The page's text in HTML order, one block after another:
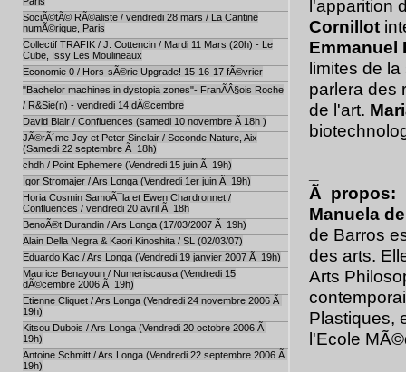
SociÃ©tÃ© RÃ©aliste / vendredi 28 mars / La Cantine
numÃ©rique, Paris
Collectif TRAFIK / J. Cottencin / Mardi 11 Mars (20h) - Le
Cube, Issy Les Moulineaux
Economie 0 / Hors-sÃ©rie Upgrade! 15-16-17 fÃ©vrier
"Bachelor machines in dystopia zones"- FranÃÂ§ois Roche
/ R&Sie(n) - vendredi 14 dÃ©cembre
David Blair / Confluences (samedi 10 novembre Ã 18h )
JÃ©rÃ´me Joy et Peter Sinclair / Seconde Nature, Aix
(Samedi 22 septembre Ã 18h)
chdh / Point Ephemere (Vendredi 15 juin Ã 19h)
Igor Stromajer / Ars Longa (Vendredi 1er juin Ã 19h)
Horia Cosmin SamoÃ¯la et Ewen Chardronnet /
Confluences / vendredi 20 avril Ã 18h
BenoÃ®t Durandin / Ars Longa (17/03/2007 Ã 19h)
Alain Della Negra & Kaori Kinoshita / SL (02/03/07)
Eduardo Kac / Ars Longa (Vendredi 19 janvier 2007 Ã 19h)
Maurice Benayoun / Numeriscausa (Vendredi 15
dÃ©cembre 2006 Ã 19h)
Etienne Cliquet / Ars Longa (Vendredi 24 novembre 2006 Ã
19h)
Kitsou Dubois / Ars Longa (Vendredi 20 octobre 2006 Ã
19h)
Antoine Schmitt / Ars Longa (Vendredi 22 septembre 2006 Ã
19h)
l'apparition
Cornillot
Emmanuel
limites de
parlera des
de l'art.
Ã propos:
Manuela
de Barros
des arts.
Arts
Plastiques,
l'Ecole